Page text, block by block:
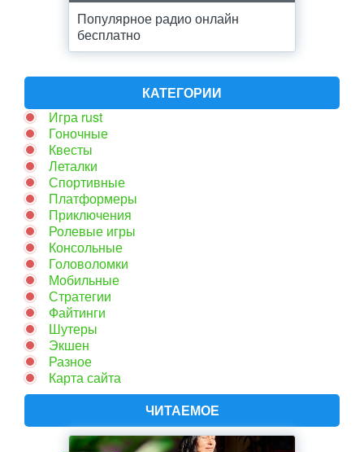
Популярное радио онлайн
бесплатно
КАТЕГОРИИ
Игра rust
Гоночные
Квесты
Леталки
Спортивные
Платформеры
Приключения
Ролевые игры
Консольные
Головоломки
Мобильные
Стратегии
Файтинги
Шутеры
Экшен
Разное
Карта сайта
ЧИТАЕМОЕ